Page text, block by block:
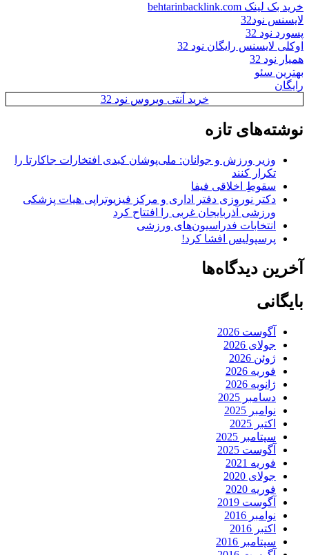
خرید بک لینک behtarinbacklink.com
لایسنس نود32
پسورد نود 32
اوکلی لایسنس رایگان نود 32
همیار نود 32
بهترین سئو
رایگان
خرید آنتی ویروس نود 32
نوشته‌های تازه
وزیر ورزش و جوانان: ملی‌پوشان کبدی افتخارات جاکارتا را
تکرار کنند
سقوطِ اخلاقی فیفا
دکتر نوروزی دفتر اداری و مرکز فیزیوتراپی هیات پزشکی
ورزشی آذربایجان غربی را افتتاح کرد
انتخابات فدراسیون‌های ورزشی
پرسپولیس افشا کرد!
آخرین دیدگاه‌ها
بایگانی
آگوست 2026
جولای 2026
ژوئن 2026
فوریه 2026
ژانویه 2026
دسامبر 2025
نوامبر 2025
اکتبر 2025
سپتامبر 2025
آگوست 2025
فوریه 2021
جولای 2020
فوریه 2020
آگوست 2019
نوامبر 2016
اکتبر 2016
سپتامبر 2016